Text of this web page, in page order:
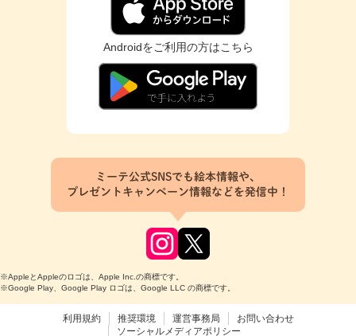
Androidをご利用の方はこちら
ミーテ公式SNSでも絵本情報や、
プレゼントキャンペーン情報などを発信中！
※AppleとAppleのロゴは、Apple Inc.の商標です。
※Google Play、Google Play ロゴは、Google LLC の商標です。
利用規約 推奨環境 運営事務局
お問い合わせ
ソーシャルメディアポリシー